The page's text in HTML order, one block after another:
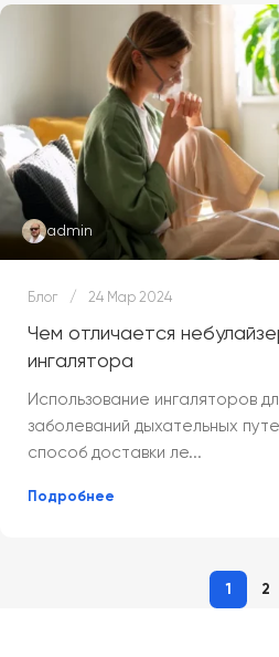
admin
Блог 24 Мар 2024
Чем отличается
ингалятора
Использование ингаляторов
заболеваний дыхательных
способ доставки ле...
Подробнее
1 2